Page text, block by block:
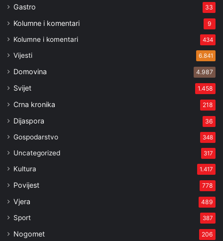
Gastro 33
Kolumne i komentari 9
Kolumne i komentari 434
Vijesti 6.841
Domovina 4.987
Svijet 1.458
Crna kronika 218
Dijaspora 36
Gospodarstvo 348
Uncategorized 317
Kultura 1.417
Povijest 778
Vjera 489
Sport 387
Nogomet 206